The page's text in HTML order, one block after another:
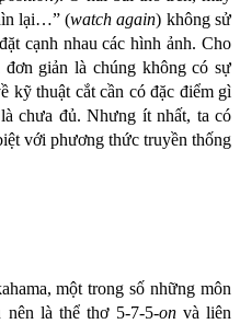
lại…” (watch again) không sử
cạnh nhau các hình ảnh. Cho
giản là chúng không có sự
kỹ thuật cắt cần có đặc điểm gì
chưa đủ. Nhưng ít nhất, ta có
với phương thức truyền thống
một trong số những môn
nên là thể thơ 5-7-5-onvà liên